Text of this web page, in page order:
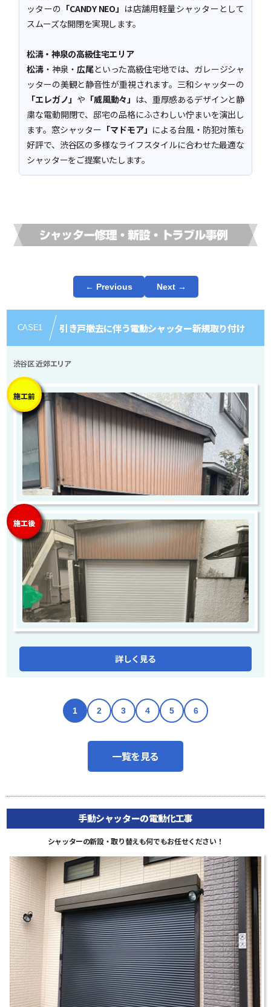
ッターの 「CANDY NEO」 は店舗用軽量シャッターとして
スムーズな開閉を実現します。
松濤・神泉の高級住宅エリア
松濤・神泉・広尾といった高級住宅地では、ガレージシャ
ッターの美観と静音性が重視されます。三和シャッターの
「エレガノ」 や 「威風動々」 は、重厚感あるデザインと静
粛な電動開閉で、邸宅の品格にふさわしい佇まいを演出し
ます。窓シャッター 「マドモア」 による台風・防犯対策も
好評で、渋谷区の多様なライフスタイルに合わせた最適な
シャッターをご提案いたします。
← Previous Next →
CASE1 引き戸撤去に伴う電動シャッター新規取り付け
渋谷区 近郊エリア
施工前
施工後
詳しく見る
1 2 3 4 5 6
一覧を見る
手動シャッターの電動化工事
シャッターの新設・取り替えも何でもお任せください！